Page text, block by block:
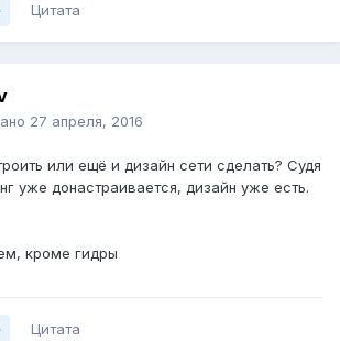
Цитата
27 апреля, 2016
или ещё и дизайн сети сделать? Судя
уже донастраивается, дизайн уже есть.
кроме гидры
Цитата